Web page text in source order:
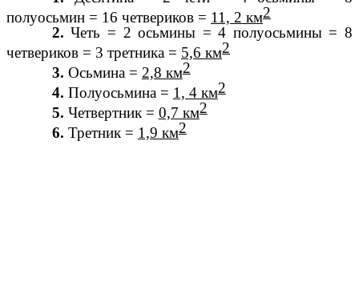
полуосьмин = 16 четвериков = 11, 2 км2
2. Четь = 2 осьмины = 4 полуосьмины = 8
четвериков = 3 третника = 5,6 км2
3. Осьмина = 2,8 км2
4. Полуосьмина = 1, 4 км2
5. Четвертник = 0,7 км2
6. Третник = 1,9 км2